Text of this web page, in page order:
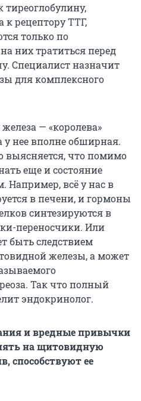
тиреоглобулину,
к рецептору ТТГ,
только по
них тратиться перед
Специалист назначит
для комплексного
— «королева»
у нее вполне обширная.
выясняется, что помимо
еще и состояние
Например, всё у нас в
в печени, и гормоны
синтезируются в
переносчики. Или
быть следствием
железы, а может
Так что полный
эндокринолог.
и вредные привычки
на щитовидную
способствуют ее